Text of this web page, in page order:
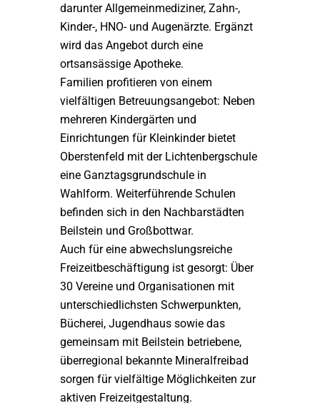
darunter Allgemeinmediziner, Zahn-,
Kinder-, HNO- und Augenärzte. Ergänzt
wird das Angebot durch eine
ortsansässige Apotheke.
Familien profitieren von einem
vielfältigen Betreuungsangebot: Neben
mehreren Kindergärten und
Einrichtungen für Kleinkinder bietet
Oberstenfeld mit der Lichtenbergschule
eine Ganztagsgrundschule in
Wahlform. Weiterführende Schulen
befinden sich in den Nachbarstädten
Beilstein und Großbottwar.
Auch für eine abwechslungsreiche
Freizeitbeschäftigung ist gesorgt: Über
30 Vereine und Organisationen mit
unterschiedlichsten Schwerpunkten,
Bücherei, Jugendhaus sowie das
gemeinsam mit Beilstein betriebene,
überregional bekannte Mineralfreibad
sorgen für vielfältige Möglichkeiten zur
aktiven Freizeitgestaltung.